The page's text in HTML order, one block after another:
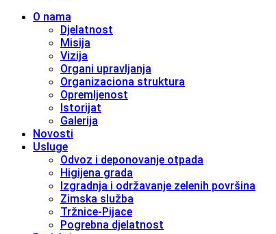
O nama
Djelatnost
Misija
Vizija
Organi upravljanja
Organizaciona struktura
Opremljenost
Istorijat
Galerija
Novosti
Usluge
Odvoz i deponovanje otpada
Higijena grada
Izgradnja i održavanje zelenih površina
Zimska služba
Tržnice-Pijace
Pogrebna djelatnost